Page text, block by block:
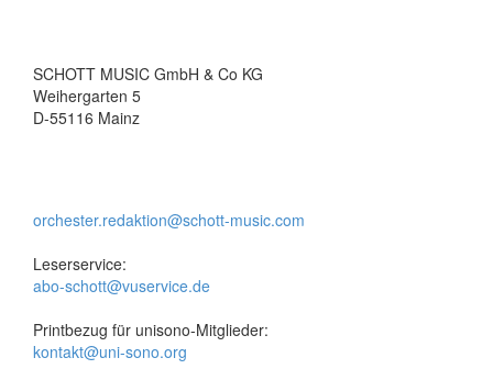
SCHOTT MUSIC GmbH & Co KG
Weihergarten 5
D-55116 Mainz
orchester.redaktion@schott-music.com
Leserservice:
abo-schott@vuservice.de
Printbezug für unisono-Mitglieder:
kontakt@uni-sono.org